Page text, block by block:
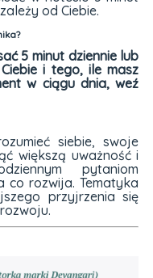
od Ciebie.
5 minut dziennie lub
i tego, ile masz
w ciągu dnia, weź
siebie, swoje
większą uważność i
pytaniom
co rozwija. Tematyka
przyjrzenia się